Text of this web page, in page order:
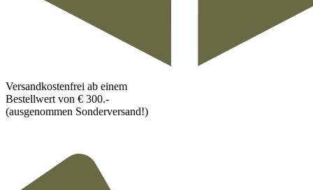
Versandkostenfrei ab einem
Bestellwert von € 300.-
(ausgenommen Sonderversand!)